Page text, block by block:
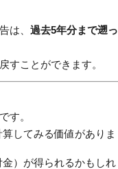
は、 過去5年分まで遡っ
すことができます。
す。
してみる価値がありま
）が得られるかもしれ